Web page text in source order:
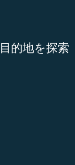
的地を探索